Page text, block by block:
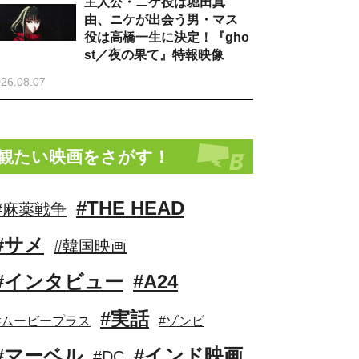
由、ニケが出会う男・マス
役は高橋一生に決定！『gho
st／夜の果て』特報映像
たい映画をさがす！
薬戦争 #THE HEAD
サメ
#韓国映画
インタビュー #A24
ービープラス #実話 #ゾンビ